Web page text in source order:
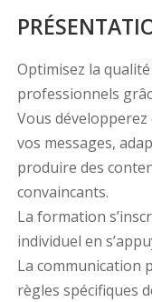
Optimisez la
professionnels
Vous
vos messages,
produire des
convaincants.
La formation
individuel en
La communication
règles spécifiques